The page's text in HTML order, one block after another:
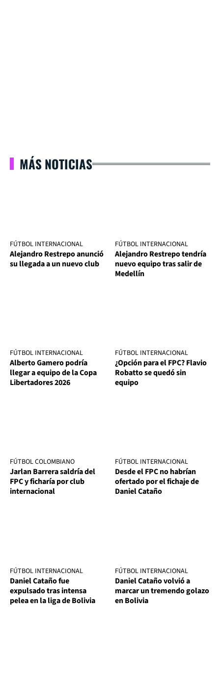
MÁS NOTICIAS
FÚTBOL INTERNACIONAL
Alejandro Restrepo anunció
su llegada a un nuevo club
FÚTBOL INTERNACIONAL
Alejandro Restrepo tendría
nuevo equipo tras salir de
Medellín
FÚTBOL INTERNACIONAL
Alberto Gamero podría
llegar a equipo de la Copa
Libertadores 2026
FÚTBOL INTERNACIONAL
¿Opción para el FPC? Flavio
Robatto se quedó sin
equipo
FÚTBOL COLOMBIANO
Jarlan Barrera saldría del
FPC y ficharía por club
internacional
FÚTBOL INTERNACIONAL
Desde el FPC no habrían
ofertado por el fichaje de
Daniel Cataño
FÚTBOL INTERNACIONAL
Daniel Cataño fue
expulsado tras intensa
pelea en la liga de Bolivia
FÚTBOL INTERNACIONAL
Daniel Cataño volvió a
marcar un tremendo golazo
en Bolivia